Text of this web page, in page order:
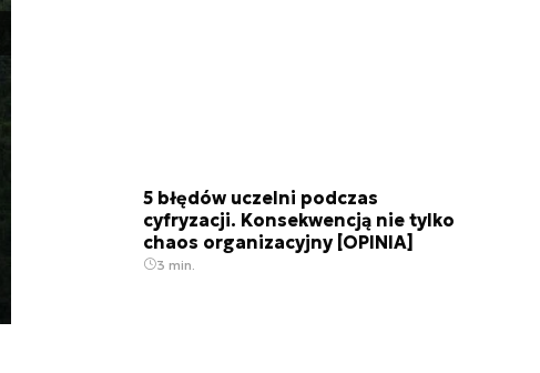
5 błędów uczelni podczas
cyfryzacji. Konsekwencją nie tylko
chaos organizacyjny [OPINIA]
3 min.